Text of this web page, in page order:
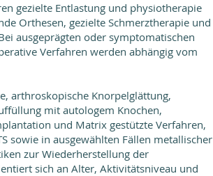
gezielte Entlastung und physiotherapie
Orthesen, gezielte Schmerztherapie und
ausgeprägten oder symptomatischen
Verfahren werden abhängig vom
arthroskopische Knorpelglättung,
mit autologem Knochen,
und Matrix gestützte Verfahren,
sowie in ausgewählten Fällen metallischer
zur Wiederherstellung der
sich an Alter, Aktivitätsniveau und